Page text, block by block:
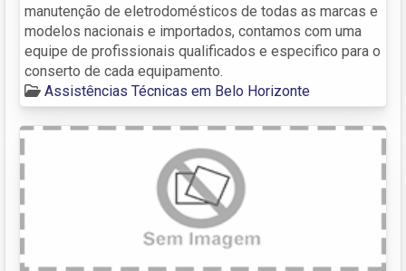
manutenção de eletrodomésticos de todas as marcas e
modelos nacionais e importados, contamos com uma
equipe de profissionais qualificados e especifico para o
conserto de cada equipamento.
Assistências Técnicas em Belo Horizonte